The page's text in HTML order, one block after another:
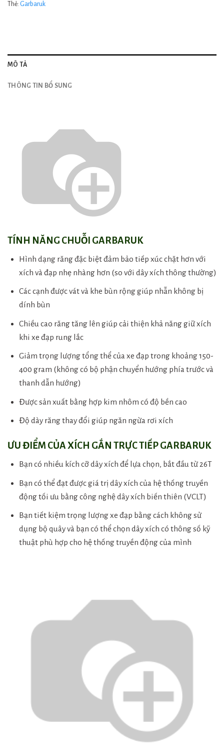
Thẻ: Garbaruk
MÔ TẢ
THÔNG TIN BỔ SUNG
TÍNH NĂNG CHUỖI GARBARUK
Hình dạng răng đặc biệt đảm bảo tiếp xúc chặt hơn với
xích và đạp nhẹ nhàng hơn (so với dây xích thông thường)
Các cạnh được vát và khe bùn rộng giúp nhẫn không bị
dính bùn
Chiều cao răng tăng lên giúp cải thiện khả năng giữ xích
khi xe đạp rung lắc
Giảm trọng lượng tổng thể của xe đạp trong khoảng 150-
400 gram (không có bộ phận chuyển hướng phía trước và
thanh dẫn hướng)
Được sản xuất bằng hợp kim nhôm có độ bền cao
Độ dày răng thay đổi giúp ngăn ngừa rơi xích
ƯU ĐIỂM CỦA XÍCH GẮN TRỰC TIẾP GARBARUK
Bạn có nhiều kích cỡ dây xích để lựa chọn, bắt đầu từ 26T
Bạn có thể đạt được giá trị dây xích của hệ thống truyền
động tối ưu bằng công nghệ dây xích biến thiên (VCLT)
Bạn tiết kiệm trọng lượng xe đạp bằng cách không sử
dụng bộ quây và bạn có thể chọn dây xích có thông số kỹ
thuật phù hợp cho hệ thống truyền động của mình